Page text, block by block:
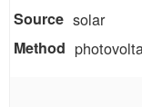
solar